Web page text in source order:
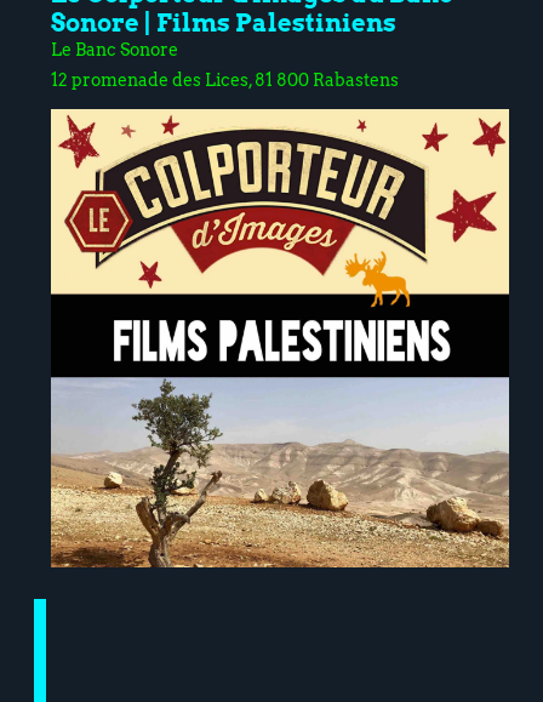
Sonore | Films Palestiniens
Le Banc Sonore
12 promenade des Lices, 81 800 Rabastens